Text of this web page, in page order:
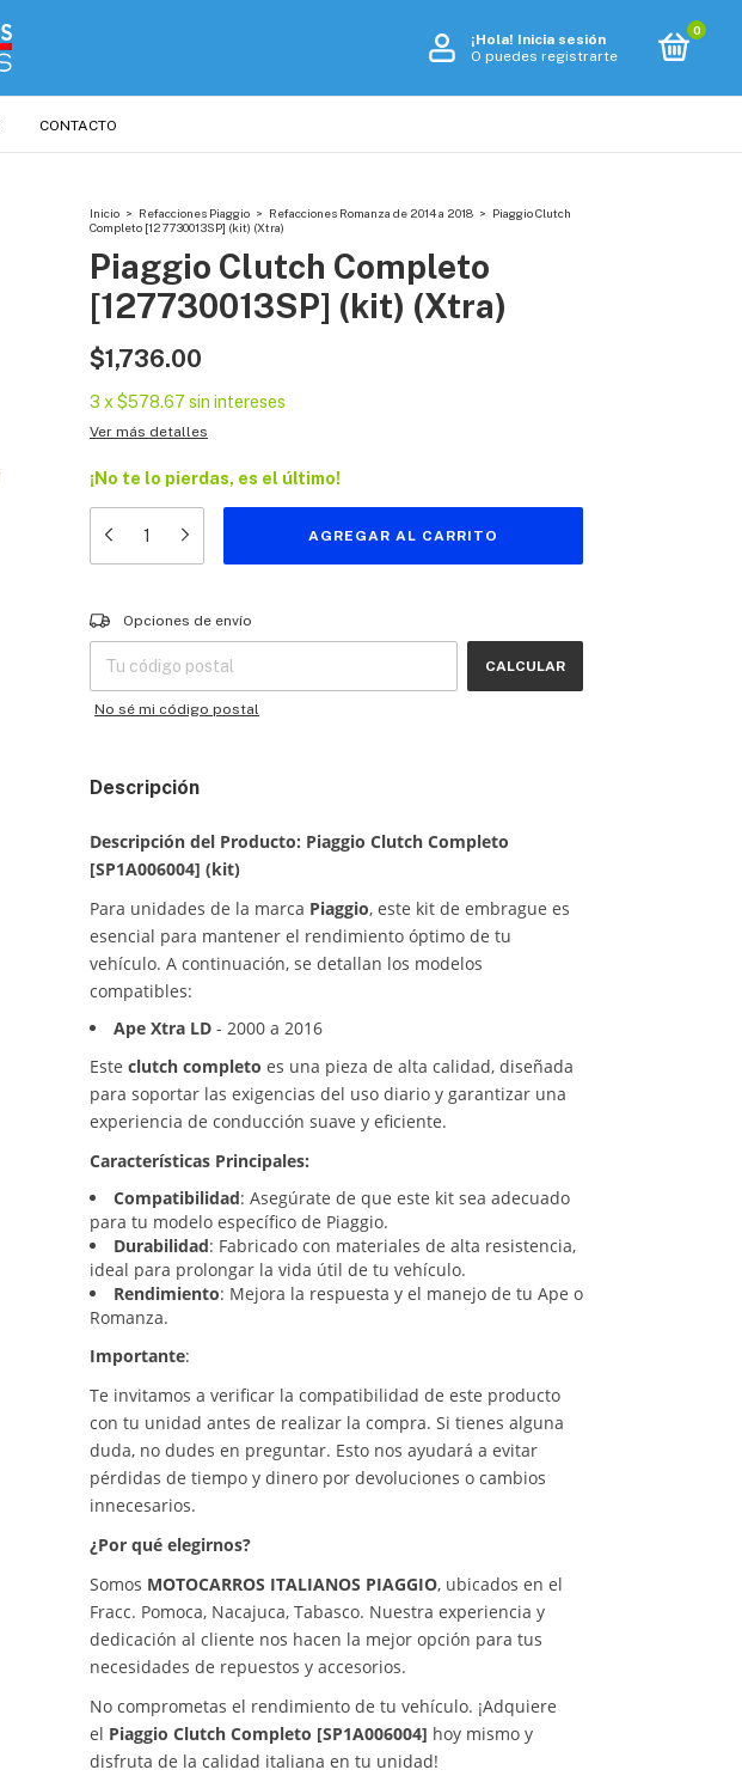
¡Hola! Inicia sesión
O puedes registrarte
0
CONTACTO
Inicio > Refacciones Piaggio > Refacciones Romanza de 2014 a 2018 > Piaggio Clutch
Completo [127730013SP] (kit) (Xtra)
Piaggio Clutch Completo
[127730013SP] (kit) (Xtra)
$1,736.00
3 x $578.67 sin intereses
Ver más detalles
¡No te lo pierdas, es el último!
Entregas para el CP:
Opciones de envío
CALCULAR
No sé mi código postal
Descripción
Descripción del Producto: Piaggio Clutch Completo
[SP1A006004] (kit)
Para unidades de la marca Piaggio, este kit de embrague es
esencial para mantener el rendimiento óptimo de tu
vehículo. A continuación, se detallan los modelos
compatibles:
Ape Xtra LD - 2000 a 2016
Este clutch completo es una pieza de alta calidad, diseñada
para soportar las exigencias del uso diario y garantizar una
experiencia de conducción suave y eficiente.
Características Principales:
Compatibilidad: Asegúrate de que este kit sea adecuado
para tu modelo específico de Piaggio.
Durabilidad: Fabricado con materiales de alta resistencia,
ideal para prolongar la vida útil de tu vehículo.
Rendimiento: Mejora la respuesta y el manejo de tu Ape o
Romanza.
Importante:
Te invitamos a verificar la compatibilidad de este producto
con tu unidad antes de realizar la compra. Si tienes alguna
duda, no dudes en preguntar. Esto nos ayudará a evitar
pérdidas de tiempo y dinero por devoluciones o cambios
innecesarios.
¿Por qué elegirnos?
Somos MOTOCARROS ITALIANOS PIAGGIO, ubicados en el
Fracc. Pomoca, Nacajuca, Tabasco. Nuestra experiencia y
dedicación al cliente nos hacen la mejor opción para tus
necesidades de repuestos y accesorios.
No comprometas el rendimiento de tu vehículo. ¡Adquiere
el Piaggio Clutch Completo [SP1A006004] hoy mismo y
disfruta de la calidad italiana en tu unidad!